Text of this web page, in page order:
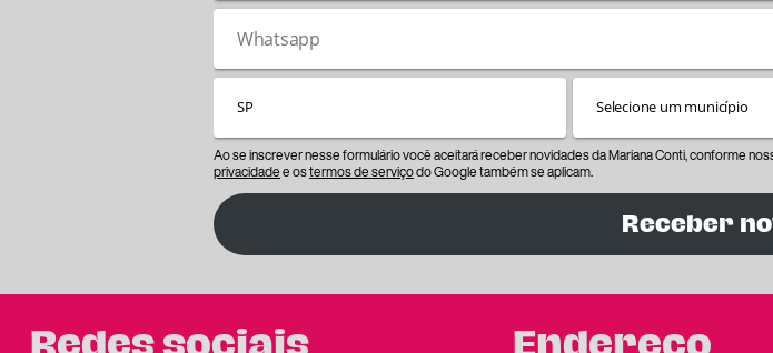
Ao se inscrever nesse formulário você aceitará receber novidades da Mariana Conti, conforme
privacidadee ostermos de serviçodo Google também se aplicam.
Receber
Redes sociais Endereço